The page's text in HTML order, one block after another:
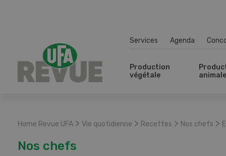
Services Agenda
Production
végétale
animale
Home Revue UFA > Vie quotidienne > Recettes > Nos chefs >
Nos chefs